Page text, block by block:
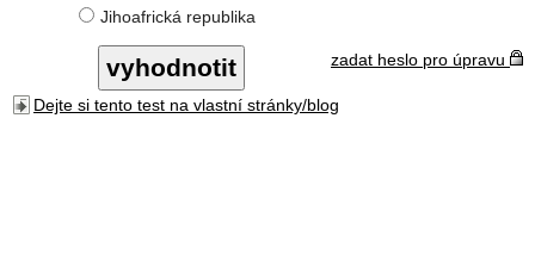
Jihoafrická republika
zadat heslo pro úpravu
Dejte si tento test na vlastní stránky/blog